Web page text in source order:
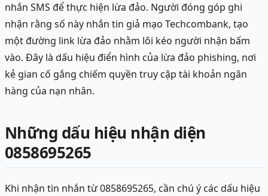
nhắn SMS để thực hiện lừa đảo. Người đóng góp ghi
nhận rằng số này nhắn tin giả mạo Techcombank, tạo
một đường link lừa đảo nhằm lôi kéo người nhận bấm
vào. Đây là dấu hiệu điển hình của lừa đảo phishing, nơi
kẻ gian cố gắng chiếm quyền truy cập tài khoản ngân
hàng của nạn nhân.
Những dấu hiệu nhận diện
0858695265
Khi nhận tin nhắn từ 0858695265, cần chú ý các dấu hiệu